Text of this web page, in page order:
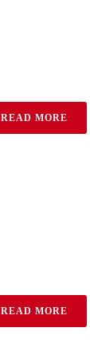
READ MORE
READ MORE